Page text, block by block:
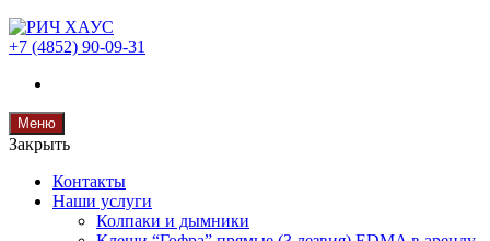
+7 (4852) 90-09-31
Меню
Закрыть
Контакты
Наши услуги
Колпаки и дымники